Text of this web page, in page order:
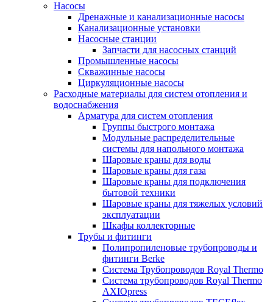
Насосы
Дренажные и канализационные насосы
Канализационные установки
Насосные станции
Запчасти для насосных станций
Промышленные насосы
Скважинные насосы
Циркуляционные насосы
Расходные материалы для систем отопления и
водоснабжения
Арматура для систем отопления
Группы быстрого монтажа
Модульные распределительные
системы для напольного монтажа
Шаровые краны для воды
Шаровые краны для газа
Шаровые краны для подключения
бытовой техники
Шаровые краны для тяжелых условий
эксплуатации
Шкафы коллекторные
Трубы и фитинги
Полипропиленовые трубопроводы и
фитинги Berke
Система Трубопроводов Royal Thermo
Система трубопроводов Royal Thermo
AXIOpress